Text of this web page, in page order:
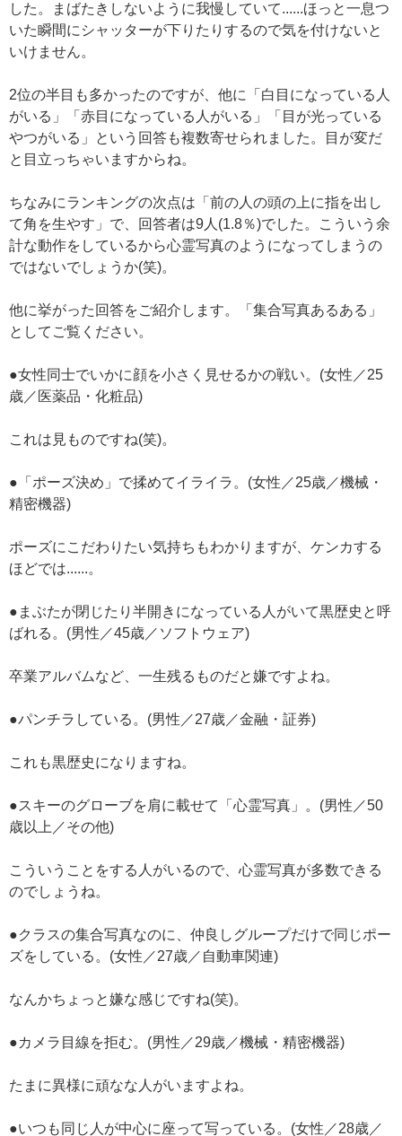
した。まばたきしないように我慢していて......ほっと一息つ
いた瞬間にシャッターが下りたりするので気を付けないと
いけません。
2位の半目も多かったのですが、他に「白目になっている人
がいる」「赤目になっている人がいる」「目が光っている
やつがいる」という回答も複数寄せられました。目が変だ
と目立っちゃいますからね。
ちなみにランキングの次点は「前の人の頭の上に指を出し
て角を生やす」で、回答者は9人(1.8％)でした。こういう余
計な動作をしているから心霊写真のようになってしまうの
ではないでしょうか(笑)。
他に挙がった回答をご紹介します。「集合写真あるある」
としてご覧ください。
●女性同士でいかに顔を小さく見せるかの戦い。(女性／25
歳／医薬品・化粧品)
これは見ものですね(笑)。
●「ポーズ決め」で揉めてイライラ。(女性／25歳／機械・
精密機器)
ポーズにこだわりたい気持ちもわかりますが、ケンカする
ほどでは......。
●まぶたが閉じたり半開きになっている人がいて黒歴史と呼
ばれる。(男性／45歳／ソフトウェア)
卒業アルバムなど、一生残るものだと嫌ですよね。
●パンチラしている。(男性／27歳／金融・証券)
これも黒歴史になりますね。
●スキーのグローブを肩に載せて「心霊写真」。(男性／50
歳以上／その他)
こういうことをする人がいるので、心霊写真が多数できる
のでしょうね。
●クラスの集合写真なのに、仲良しグループだけで同じポー
ズをしている。(女性／27歳／自動車関連)
なんかちょっと嫌な感じですね(笑)。
●カメラ目線を拒む。(男性／29歳／機械・精密機器)
たまに異様に頑なな人がいますよね。
●いつも同じ人が中心に座って写っている。(女性／28歳／